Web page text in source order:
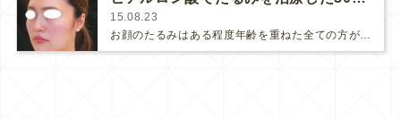
15.08.23
お顔のたるみはある程度年齢を重ねた全ての方が直面する老化のサインです。糸によるリフトは持ち上げ力がとても高いので、たるみを…